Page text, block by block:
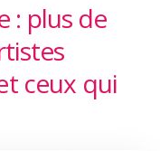
: plus de
ceux qui